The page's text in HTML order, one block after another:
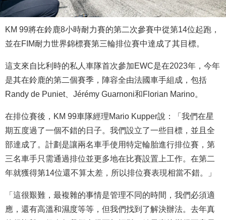
KM 99將在鈴鹿8小時耐力賽的第二次參賽中從第14位起跑，
並在FIM耐力世界錦標賽第三輪排位賽中達成了其目標。
這支來自比利時的私人車隊首次參加EWC是在2023年，今年
是其在鈴鹿的第二個賽季，陣容全由法國車手組成，包括
Randy de Puniet、Jérémy Guarnoni和Florian Marino。
在排位賽後，KM 99車隊經理Mario Kupper說：「我們在星
期五度過了一個不錯的日子。我們設立了一些目標，並且全
部達成了。計劃是讓兩名車手使用特定輪胎進行排位賽，第
三名車手只需通過排位並更多地在比賽設置上工作。在第二
年就獲得第14位還不算太差，所以排位賽表現相當不錯。」
「這很艱難，最複雜的事情是管理不同的時間，我們必須適
應，還有高溫和濕度等等，但我們找到了解決辦法。去年真